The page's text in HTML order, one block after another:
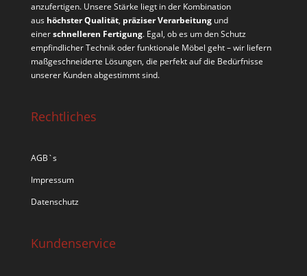
anzufertigen. Unsere Stärke liegt in der Kombination
aus höchster Qualität, präziser Verarbeitungund
einerschnelleren Fertigung. Egal, ob es um den Schutz
empfindlicher Technik oder funktionale Möbel geht – wir liefern
maßgeschneiderte Lösungen, die perfekt auf die Bedürfnisse
unserer Kunden abgestimmt sind.
Rechtliches
AGB`s
Impressum
Datenschutz
Kundenservice